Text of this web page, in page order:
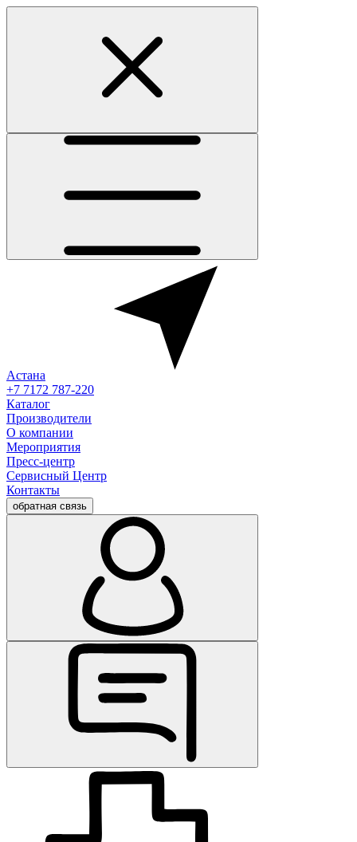
Астана
+7 7172 787-220
Каталог
Производители
О компании
Мероприятия
Пресс-центр
Сервисный Центр
Контакты
обратная связь